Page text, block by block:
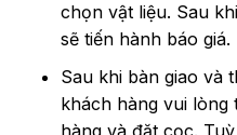
chọn vật liệu. Sau
sẽ tiến hành báo giá.
Sau khi bàn giao và
khách hàng vui lòng
hàng và đặt cọc.